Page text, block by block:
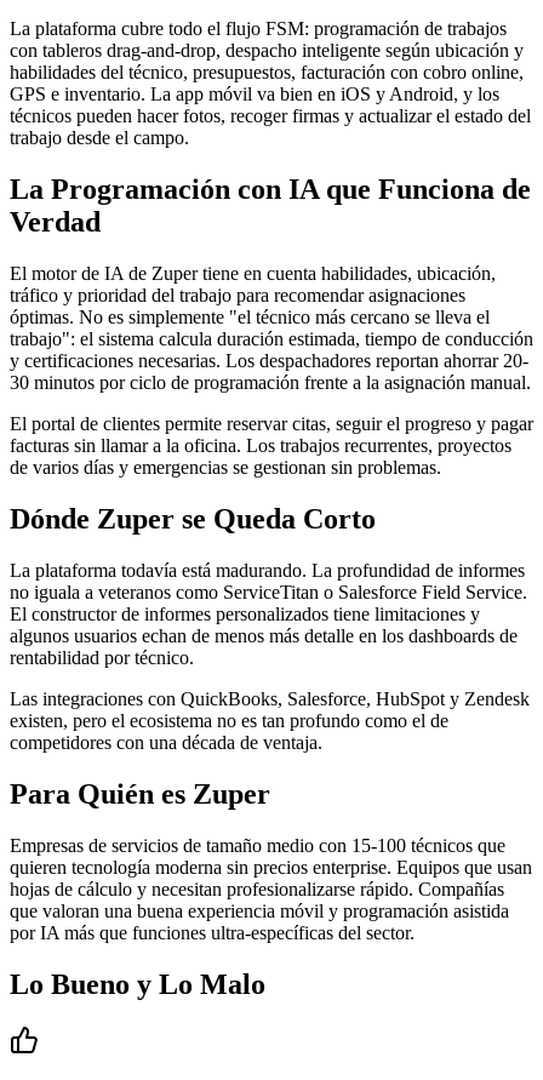
La plataforma cubre todo el flujo FSM: programación de trabajos
con tableros drag-and-drop, despacho inteligente según ubicación y
habilidades del técnico, presupuestos, facturación con cobro online,
GPS e inventario. La app móvil va bien en iOS y Android, y los
técnicos pueden hacer fotos, recoger firmas y actualizar el estado del
trabajo desde el campo.
La Programación con IA que Funciona de
Verdad
El motor de IA de Zuper tiene en cuenta habilidades, ubicación,
tráfico y prioridad del trabajo para recomendar asignaciones
óptimas. No es simplemente "el técnico más cercano se lleva el
trabajo": el sistema calcula duración estimada, tiempo de conducción
y certificaciones necesarias. Los despachadores reportan ahorrar 20-
30 minutos por ciclo de programación frente a la asignación manual.
El portal de clientes permite reservar citas, seguir el progreso y pagar
facturas sin llamar a la oficina. Los trabajos recurrentes, proyectos
de varios días y emergencias se gestionan sin problemas.
Dónde Zuper se Queda Corto
La plataforma todavía está madurando. La profundidad de informes
no iguala a veteranos como ServiceTitan o Salesforce Field Service.
El constructor de informes personalizados tiene limitaciones y
algunos usuarios echan de menos más detalle en los dashboards de
rentabilidad por técnico.
Las integraciones con QuickBooks, Salesforce, HubSpot y Zendesk
existen, pero el ecosistema no es tan profundo como el de
competidores con una década de ventaja.
Para Quién es Zuper
Empresas de servicios de tamaño medio con 15-100 técnicos que
quieren tecnología moderna sin precios enterprise. Equipos que usan
hojas de cálculo y necesitan profesionalizarse rápido. Compañías
que valoran una buena experiencia móvil y programación asistida
por IA más que funciones ultra-específicas del sector.
Lo Bueno y Lo Malo